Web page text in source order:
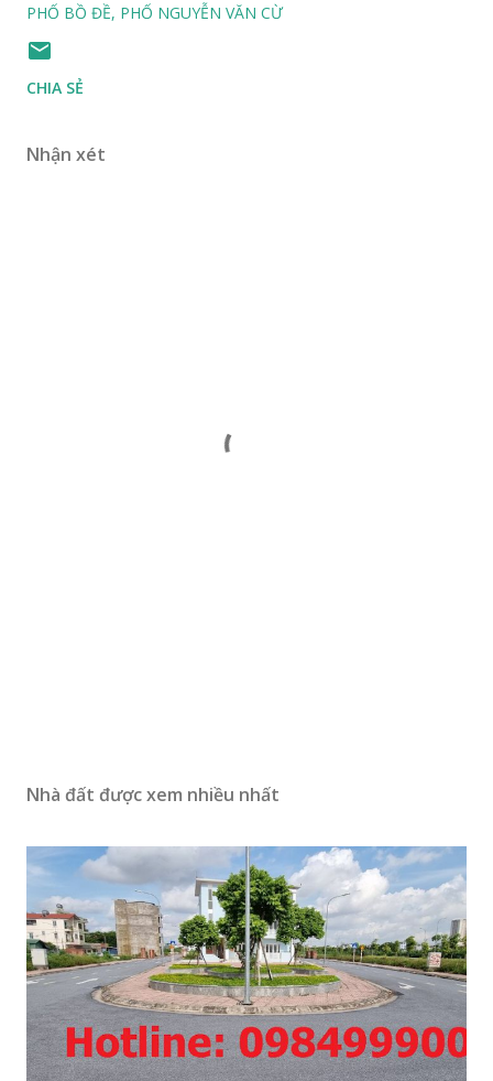
PHỐ BỒ ĐỀ PHỐ NGUYỄN VĂN CỪ
CHIA SẺ
Nhận xét
Nhà đất được xem nhiều nhất